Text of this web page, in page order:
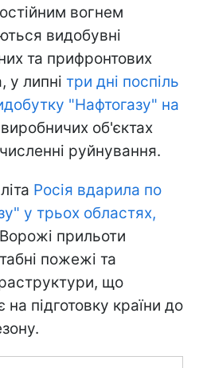
вогнем
видобувні
та прифронтових
у липні три дні поспіль
"Нафтогазу" на
об'єктах
руйнування.
Росія вдарила по
у трьох областях,
прильоти
пожежі та
що
на підготовку країни до